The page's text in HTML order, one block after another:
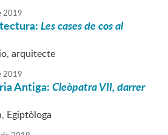
2019
Les cases de cos al
arquitecte
2019
Antiga:Cleòpatra VII, darrer
Egiptòloga